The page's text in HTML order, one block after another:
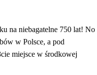
na niebagatelne 750 lat! No
w Polsce, a pod
miejsce w środkowej